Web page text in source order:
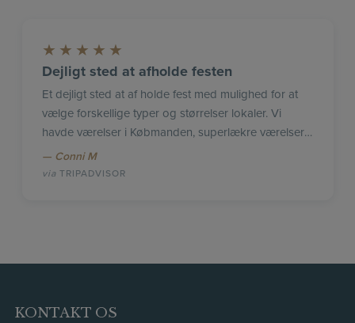
★ ★ ★ ★ ★
Dejligt sted at afholde festen
Et dejligt sted at af holde fest med mulighed for at
vælge forskellige typer og størrelser lokaler. Vi
havde værelser i Købmanden, superlækre værelser i
afstemte farver. Mad og vin var fint afstemt, og
meget lækker mad mm. Dejlogt med fast hold
Conni M
TRIPADVISOR
KONTAKT OS